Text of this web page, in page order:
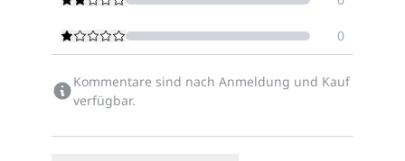
0
Kommentare sind nach Anmeldung und Kauf
verfügbar.